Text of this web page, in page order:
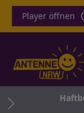
Player öffnen